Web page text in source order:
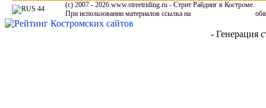
(c) 2007 - 2026 www.streetriding.ru - Стрит Райдинг в Костроме.
При использовании материалов ссылка на
- Генерация